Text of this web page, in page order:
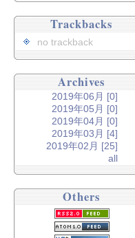
Trackbacks
no trackback
Archives
2019年06月 [0]
2019年05月 [0]
2019年04月 [0]
2019年03月 [4]
2019年02月 [25]
all
Others